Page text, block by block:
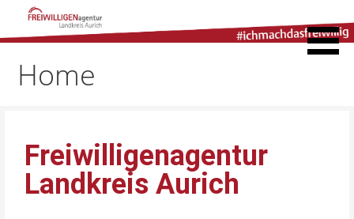
Freiwilligenagentur
Landkreis Aurich
Home
Freiwilligenagentur
Landkreis Aurich